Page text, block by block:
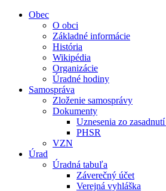
Obec
O obci
Základné informácie
História
Wikipédia
Organizácie
Úradné hodiny
Samospráva
Zloženie samosprávy
Dokumenty
Uznesenia zo
PHSR
VZN
Úrad
Úradná tabuľa
Záverečný účet
Verejná vyhláška